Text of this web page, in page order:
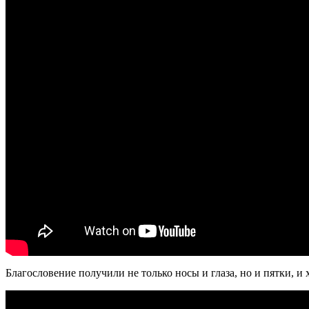
Благословение получили не только носы и глаза, но и пятки, и